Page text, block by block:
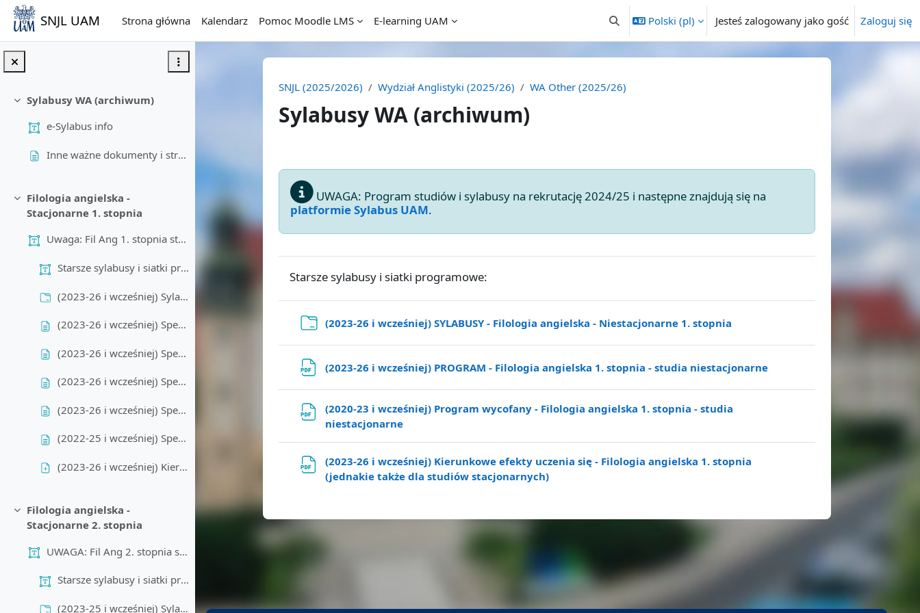
Przejdź do głównej zawartości
SNJL UAM Strona główna Kalendarz Pomoc Moodle LMS E-learning UAM Przełącznik wyszukiwarki
Polski ‎(pl)‎ Jesteś zalogowany jako gość Zaloguj się
Minimalizuj
Sylabusy WA (archiwum)
e-Sylabus info
Inne ważne dokumenty i strony || Other important docs and sites
Minimalizuj
Filologia angielska -
Uwaga: Fil Ang 1. stopnia stacjonarne
Starsze sylabusy i siatki programowe:
(2023-26 i wcześniej) Sylabusy Filologia angielska - Stacjonarne 1. stopnia
(2023-26 i wcześniej) Specjalizacja ogólnoakademicka - program studiów
(2023-26 i wcześniej) Specjalizacja nauczycielska - program studiów
(2023-26 i wcześniej) Specjalizacja tłumaczeniowa - program studiów
(2023-26 i wcześniej) Specjalizacja teatrologiczna - program studiów
(2022-25 i wcześniej) Specjalizacja południowoafrykańska - program studiów
(2023-26 i wcześniej) Kierunkowe efekty uczenia się - Filologia angielska 1. stopnia
Minimalizuj
Filologia angielska -
UWAGA: Fil Ang 2. stopnia stacjonarne
Starsze sylabusy i siatki programowe:
(2023-25 i wcześniej) Sylabusy - Filologia angielska - Stacjonarne 2. stopnia
SNJL (2025/2026) Wydział Anglistyki (2025/26) WA Other (2025/26)
Sylabusy WA (archiwum)
UWAGA: Program studiów i sylabusy na rekrutację 2024/25 i następne znajdują się na
platformie Sylabus UAM.
Starsze sylabusy i siatki programowe:
(2023-26 i wcześniej) SYLABUSY - Filologia angielska - Niestacjonarne 1. stopniaFolder
(2023-26 i wcześniej) PROGRAM - Filologia angielska 1. stopnia - studia niestacjonarne
(2020-23 i wcześniej) Program wycofany - Filologia angielska 1. stopnia - studia
niestacjonarne
(2023-26 i wcześniej) Kierunkowe efekty uczenia się - Filologia angielska 1. stopnia
(jednakie także dla studiów stacjonarnych)